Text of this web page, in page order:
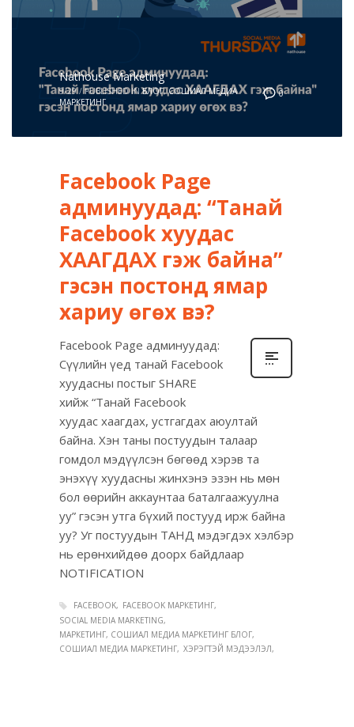
0
Nathouse Marketing
9/29 / PUBLISHED IN БЛОГ,СОШИАЛ МЕДИА
МАРКЕТИНГ
Facebook Page
админуудад: “Танай
Facebook хуудас
ХААГДАХ гэж байна”
гэсэн постонд ямар
хариу өгөх вэ?
Facebook Page админуудад:
Сүүлийн үед танай Facebook
хуудасны постыг SHARE
хийж “Танай Facebook
хуудас хаагдах, устгагдах аюултай
байна. Хэн таны постуудын талаар
гомдол мэдүүлсэн бөгөөд хэрэв та
энэхүү хуудасны жинхэнэ эзэн нь мөн
бол өөрийн аккаунтаа баталгаажуулна
уу” гэсэн утга бүхий постууд ирж байна
уу? Уг постуудын ТАНД мэдэгдэх хэлбэр
нь ерөнхийдөө доорх байдлаар
NOTIFICATION
FACEBOOK
FACEBOOK МАРКЕТИНГ
SOCIAL MEDIA MARKETING
МАРКЕТИНГ, СОШИАЛ МЕДИА МАРКЕТИНГ БЛОГ
СОШИАЛ МЕДИА МАРКЕТИНГ ХЭРЭГТЭЙ МЭДЭЭЛЭЛ